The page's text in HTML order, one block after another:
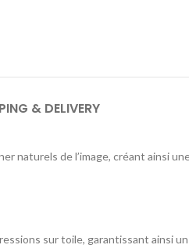
& DELIVERY
naturels de l’image, créant ainsi
sur toile, garantissant ainsi